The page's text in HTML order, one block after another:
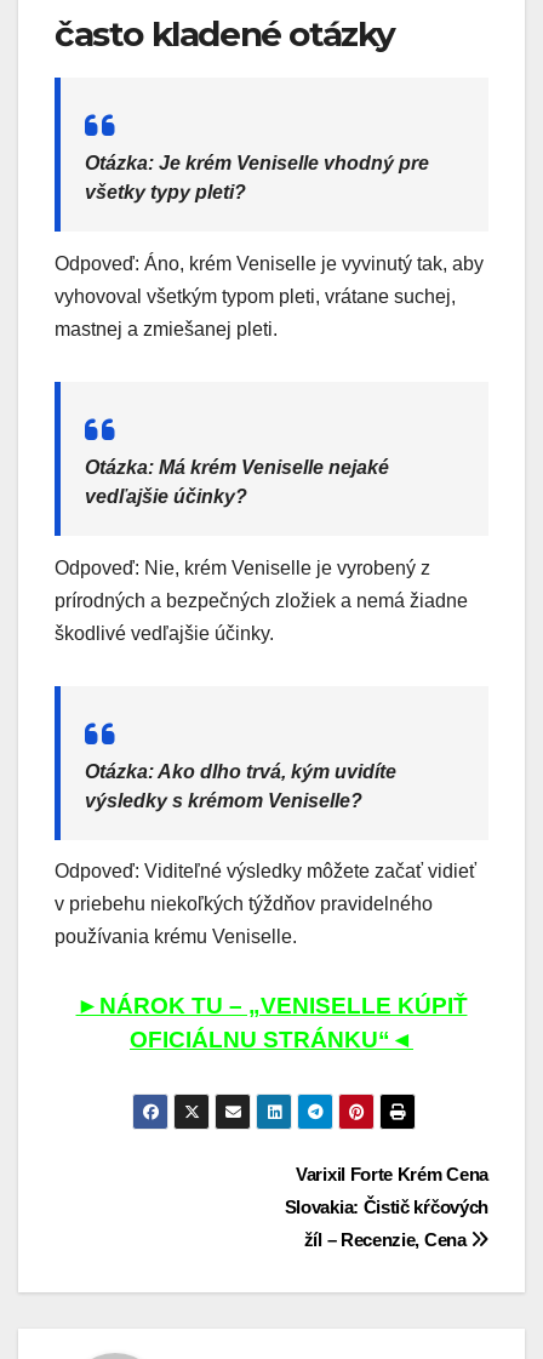
často kladené otázky
Otázka: Je krém Veniselle vhodný pre
všetky typy pleti?
Odpoveď: Áno, krém Veniselle je vyvinutý tak, aby
vyhovoval všetkým typom pleti, vrátane suchej,
mastnej a zmiešanej pleti.
Otázka: Má krém Veniselle nejaké
vedľajšie účinky?
Odpoveď: Nie, krém Veniselle je vyrobený z
prírodných a bezpečných zložiek a nemá žiadne
škodlivé vedľajšie účinky.
Otázka: Ako dlho trvá, kým uvidíte
výsledky s krémom Veniselle?
Odpoveď: Viditeľné výsledky môžete začať vidieť
v priebehu niekoľkých týždňov pravidelného
používania krému Veniselle.
►NÁROK TU – „VENISELLE KÚPIŤ
OFICIÁLNU STRÁNKU“◄
článku
Varixil Forte Krém Cena
Slovakia: Čistič kŕčových
žíl – Recenzie, Cena